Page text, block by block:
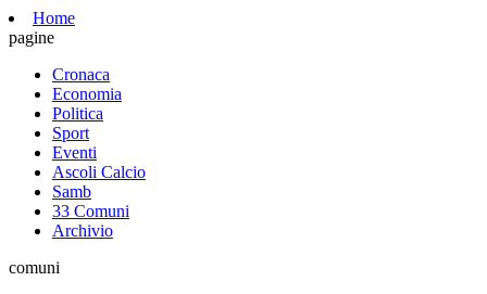
Home
pagine
Cronaca
Economia
Politica
Sport
Eventi
Ascoli Calcio
Samb
33 Comuni
Archivio
comuni